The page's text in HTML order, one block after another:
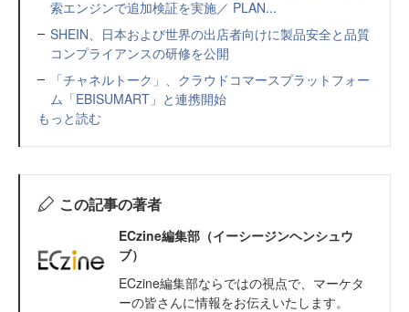
索エンジンで追加検証を実施／ PLAN...
SHEIN、日本および世界の出店者向けに製品安全と品質
コンプライアンスの研修を公開
「チャネルトーク」、クラウドコマースプラットフォー
ム「EBISUMART」と連携開始
もっと読む
この記事の著者
ECzine編集部（イーシージンヘンシュウ
ブ）
ECzine編集部ならではの視点で、マーケタ
ーの皆さんに情報をお伝えいたします。